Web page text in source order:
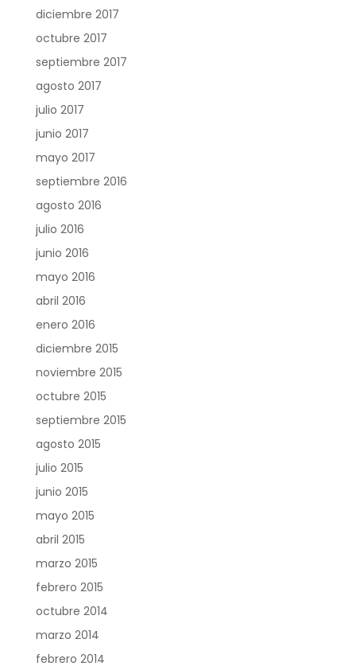
diciembre 2017
octubre 2017
septiembre 2017
agosto 2017
julio 2017
junio 2017
mayo 2017
septiembre 2016
agosto 2016
julio 2016
junio 2016
mayo 2016
abril 2016
enero 2016
diciembre 2015
noviembre 2015
octubre 2015
septiembre 2015
agosto 2015
julio 2015
junio 2015
mayo 2015
abril 2015
marzo 2015
febrero 2015
octubre 2014
marzo 2014
febrero 2014